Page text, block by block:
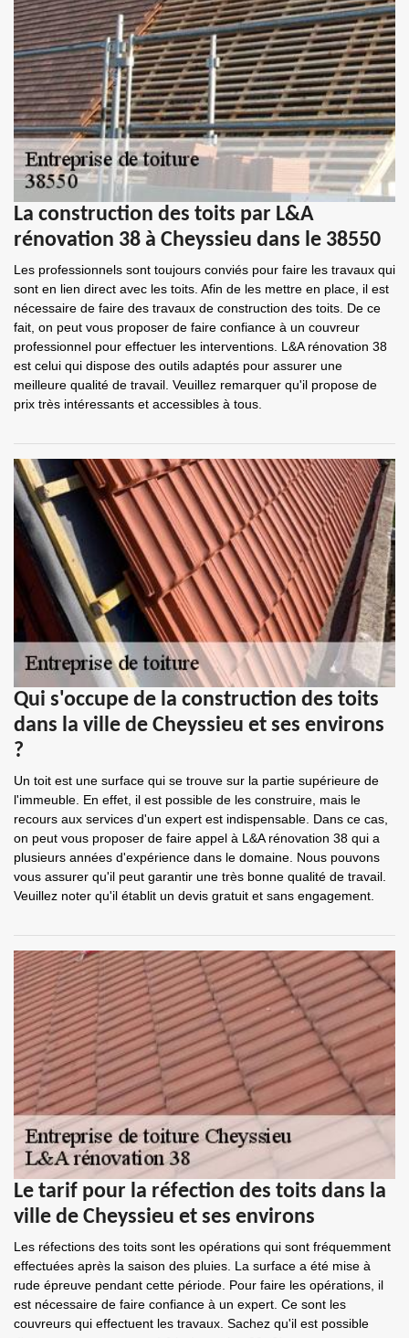
La construction des toits par L&A
rénovation 38 à Cheyssieu dans le 38550
Les professionnels sont toujours conviés pour faire les travaux qui
sont en lien direct avec les toits. Afin de les mettre en place, il est
nécessaire de faire des travaux de construction des toits. De ce
fait, on peut vous proposer de faire confiance à un couvreur
professionnel pour effectuer les interventions. L&A rénovation 38
est celui qui dispose des outils adaptés pour assurer une
meilleure qualité de travail. Veuillez remarquer qu'il propose de
prix très intéressants et accessibles à tous.
Qui s'occupe de la construction des toits
dans la ville de Cheyssieu et ses environs
?
Un toit est une surface qui se trouve sur la partie supérieure de
l'immeuble. En effet, il est possible de les construire, mais le
recours aux services d'un expert est indispensable. Dans ce cas,
on peut vous proposer de faire appel à L&A rénovation 38 qui a
plusieurs années d'expérience dans le domaine. Nous pouvons
vous assurer qu'il peut garantir une très bonne qualité de travail.
Veuillez noter qu'il établit un devis gratuit et sans engagement.
Le tarif pour la réfection des toits dans la
ville de Cheyssieu et ses environs
Les réfections des toits sont les opérations qui sont fréquemment
effectuées après la saison des pluies. La surface a été mise à
rude épreuve pendant cette période. Pour faire les opérations, il
est nécessaire de faire confiance à un expert. Ce sont les
couvreurs qui effectuent les travaux. Sachez qu'il est possible